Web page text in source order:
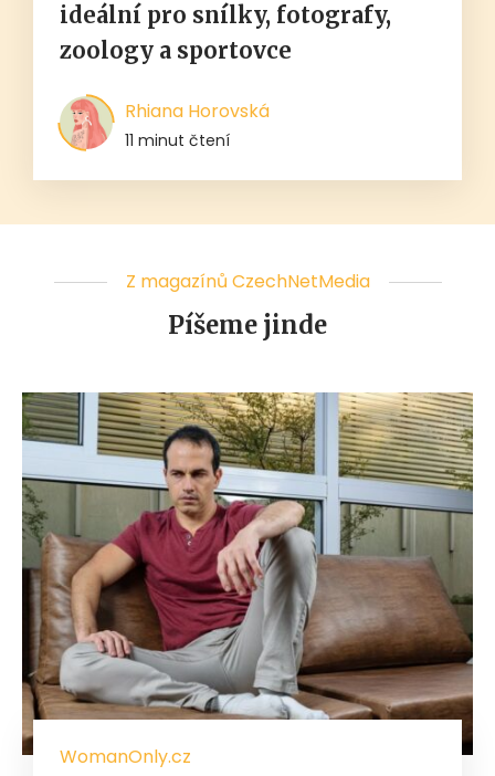
ideální pro snílky, fotografy,
zoology a sportovce
Rhiana Horovská
11 minut čtení
Z magazínů CzechNetMedia
Píšeme jinde
WomanOnly.cz